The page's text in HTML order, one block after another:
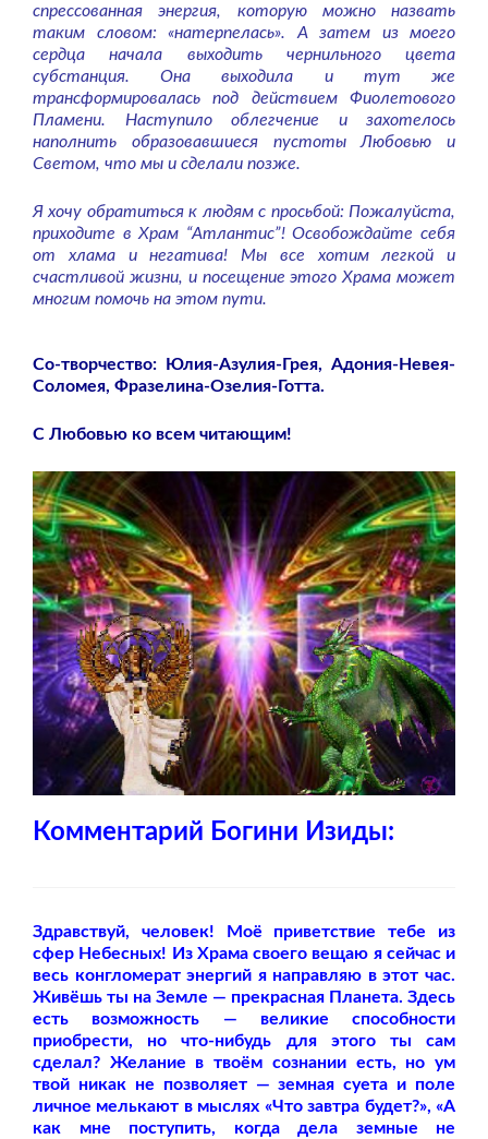
спрессованная энергия, которую можно назвать
таким словом: «натерпелась». А затем из моего
сердца начала выходить чернильного цвета
субстанция. Она выходила и тут же
трансформировалась под действием Фиолетового
Пламени. Наступило облегчение и захотелось
наполнить образовавшиеся пустоты Любовью и
Светом, что мы и сделали позже.
Я хочу обратиться к людям с просьбой: Пожалуйста,
приходите в Храм “Атлантис”! Освобождайте себя
от хлама и негатива! Мы все хотим легкой и
счастливой жизни, и посещение этого Храма может
многим помочь на этом пути.
Со-творчество: Юлия-Азулия-Грея, Адония-Невея-
Соломея, Фразелина-Озелия-Готта.
С Любовью ко всем читающим!
Комментарий Богини Изиды:
Здравствуй, человек! Моё приветствие тебе из
сфер Небесных! Из Храма своего вещаю я сейчас и
весь конгломерат энергий я направляю в этот час.
Живёшь ты на Земле — прекрасная Планета. Здесь
есть возможность — великие способности
приобрести, но что-нибудь для этого ты сам
сделал? Желание в твоём сознании есть, но ум
твой никак не позволяет — земная суета и поле
личное мелькают в мыслях «Что завтра будет?», «А
как мне поступить, когда дела земные не